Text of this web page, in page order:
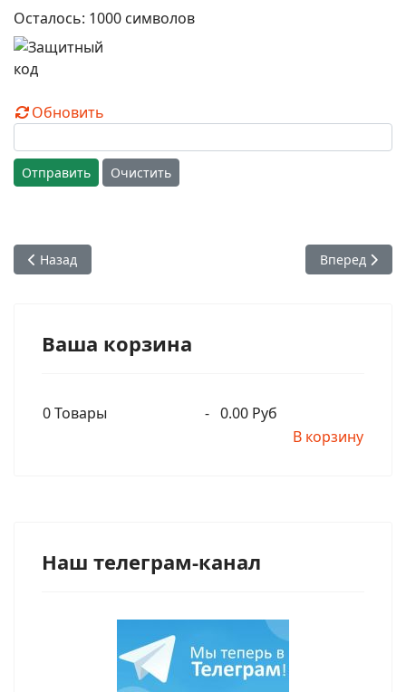
Осталось: 1000 символов
Обновить
Отправить Очистить
Предыдущий: Шрила Бхану Свами, ученик Шрилы
Назад Следующий:
Вперед
Ваша корзина
0Товары - 0.00 Руб
В корзину
Наш телеграм-канал